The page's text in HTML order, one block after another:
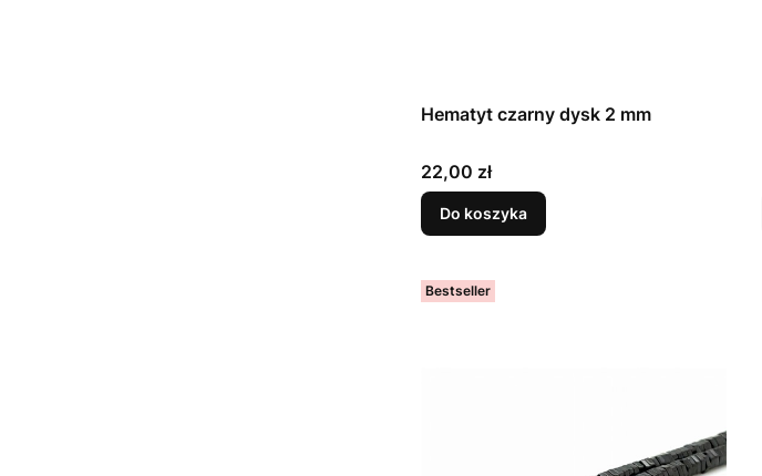
Hematyt czarny dysk 2 mm
Cena
22,00 zł
Do koszyka
Bestseller